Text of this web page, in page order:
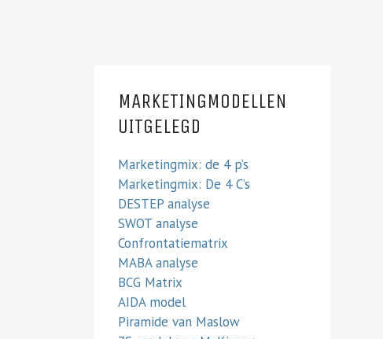
MARKETINGMODELLEN
UITGELEGD
Marketingmix: de 4 p’s
Marketingmix: De 4 C’s
DESTEP analyse
SWOT analyse
Confrontatiematrix
MABA analyse
BCG Matrix
AIDA model
Piramide van Maslow